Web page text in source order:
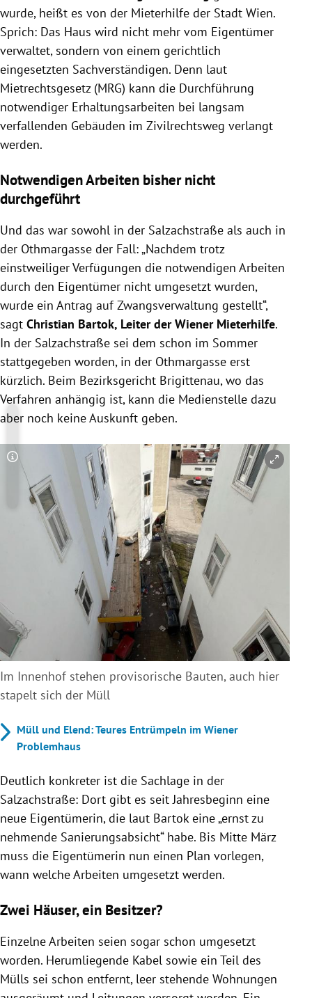
wurde, heißt es von der Mieterhilfe der Stadt Wien.
Sprich: Das Haus wird nicht mehr vom Eigentümer
verwaltet, sondern von einem gerichtlich
eingesetzten Sachverständigen. Denn laut
Mietrechtsgesetz (MRG) kann die Durchführung
notwendiger Erhaltungsarbeiten bei langsam
verfallenden Gebäuden im Zivilrechtsweg verlangt
werden.
Notwendigen Arbeiten bisher nicht
durchgeführt
Und das war sowohl in der Salzachstraße als auch in
der Othmargasse der Fall: „Nachdem trotz
einstweiliger Verfügungen die notwendigen Arbeiten
durch den Eigentümer nicht umgesetzt wurden,
wurde ein Antrag auf Zwangsverwaltung gestellt“,
sagt Christian Bartok, Leiter der Wiener Mieterhilfe.
In der Salzachstraße sei dem schon im Sommer
stattgegeben worden, in der Othmargasse erst
kürzlich. Beim Bezirksgericht Brigittenau, wo das
Verfahren anhängig ist, kann die Medienstelle dazu
aber noch keine Auskunft geben.
Copyright-Hinweis öffnen/schließen
Im Innenhof stehen provisorische Bauten, auch hier
stapelt sich der Müll
Müll und Elend: Teures Entrümpeln im Wiener
Problemhaus
Deutlich konkreter ist die Sachlage in der
Salzachstraße: Dort gibt es seit Jahresbeginn eine
neue Eigentümerin, die laut Bartok eine „ernst zu
nehmende Sanierungsabsicht“ habe. Bis Mitte März
muss die Eigentümerin nun einen Plan vorlegen,
wann welche Arbeiten umgesetzt werden.
Zwei Häuser, ein Besitzer?
Einzelne Arbeiten seien sogar schon umgesetzt
worden. Herumliegende Kabel sowie ein Teil des
Mülls sei schon entfernt, leer stehende Wohnungen